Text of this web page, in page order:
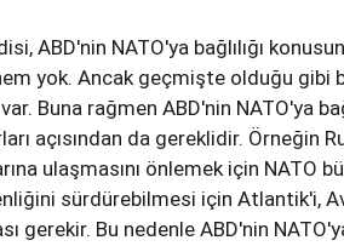
ABD'nin NATO'ya bağlılığı
yok. Ancak geçmişte olduğu gibi
Buna rağmen ABD'nin NATO'ya
açısından da gereklidir. Örneğin
ulaşmasını önlemek için NATO
sürdürebilmesi için Atlantik'i,
gerekir. Bu nedenle ABD'nin